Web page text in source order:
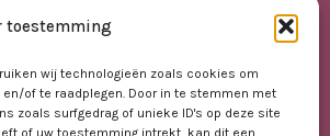
toestemming
wij technologieën zoals cookies om
of te raadplegen. Door in te stemmen met
zoals surfgedrag of unieke ID's op deze site
of uw toestemming intrekt, kan dit een